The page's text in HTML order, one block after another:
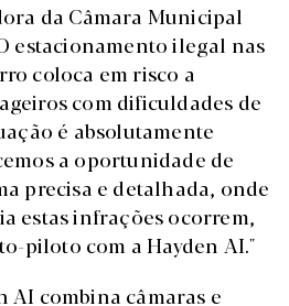
da Câmara Municipal
estacionamento ilegal nas
coloca em risco a
com dificuldades de
é absolutamente
a oportunidade de
precisa e detalhada, onde
estas infrações ocorrem,
piloto com a Hayden AI."
AI combina câmaras e